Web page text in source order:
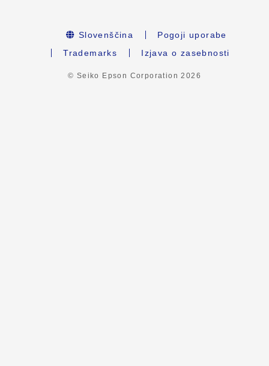
Slovenščina
Pogoji uporabe
Trademarks
Izjava o zasebnosti
© Seiko Epson Corporation2026